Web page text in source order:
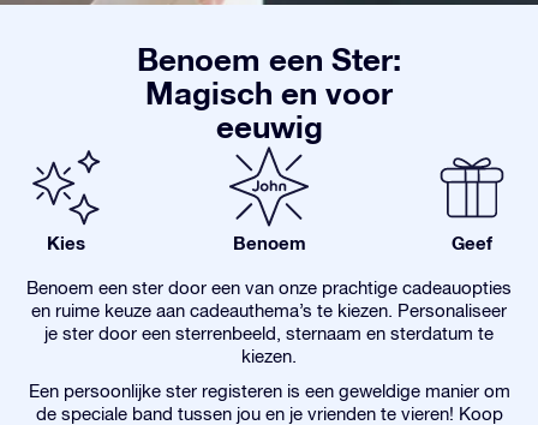
Benoem een Ster:
Magisch en voor
eeuwig
Kies Benoem Geef
Benoem een ster door een van onze prachtige cadeauopties
en ruime keuze aan cadeauthema’s te kiezen. Personaliseer
je ster door een sterrenbeeld, sternaam en sterdatum te
kiezen.
Een persoonlijke ster registeren is een geweldige manier om
de speciale band tussen jou en je vrienden te vieren! Koop